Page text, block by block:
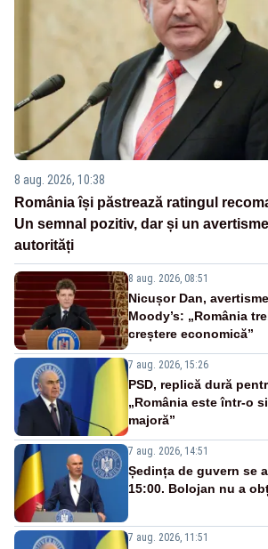
8 aug. 2026, 10:38
România își păstrează ratingul
Un semnal pozitiv, dar și un
autorități
8 aug. 2026, 08:51
Nicușor Dan,
Moody’s: „România
creștere economică”
7 aug. 2026, 15:26
PSD, replică dură
„România este într-o
majoră”
7 aug. 2026, 14:51
Ședința de guvern se
15:00. Bolojan nu a
7 aug. 2026, 11:51